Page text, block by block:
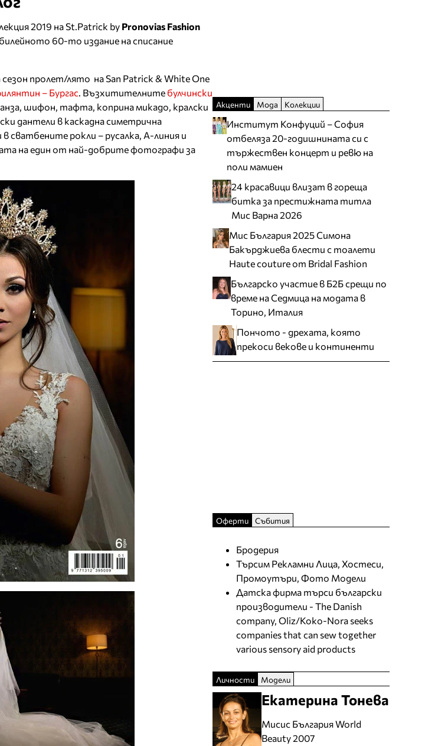
2019 на St.Patrick by Pronovias Fashion
60-то издание на списание
пролет/лято на San Patrick & White One
– Бургас . Възхитителните булчински
шифон, тафта, коприна микадо, кралски
дантели в каскадна симетрична
сватбените рокли – русалка, А-линия и
на един от най-добрите фотографи за
Акценти Мода Колекции
Институт Конфуций – София
отбеляза 20-годишнината си с
тържествен концерт и ревю на
поли мамиен
24 красавици влизат в гореща
битка за престижната титла
Мис Варна 2026
Мис България 2025 Симона
Бакърджиева блести с тоалети
Haute couture от Bridal Fashion
Българско участие в Б2Б срещи по
време на Седмица на модата в
Торино, Италия
Пончото - дрехата, която
прекоси векове и континенти
Оферти Събития
Бродерия
Търсим Рекламни Лица, Хостеси,
Промоутъри, Фото Модели
Датска фирма търси български
производители - The Danish
company, Oliz/Koko-Nora seeks
companies that can sew together
various sensory aid products
Личности Модели
Екатерина Тонева
Мисис България World
Beauty 2007